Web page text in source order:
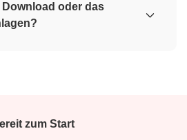
Download oder das
zum Start